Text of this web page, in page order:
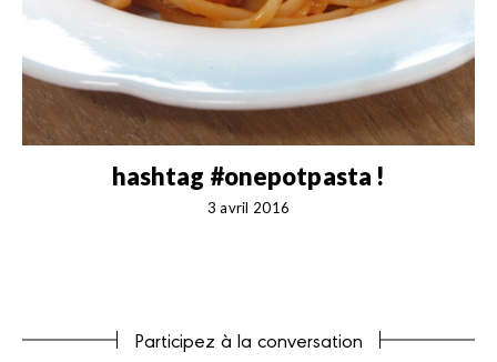
hashtag #onepotpasta !
3 avril 2016
Participez à la conversation